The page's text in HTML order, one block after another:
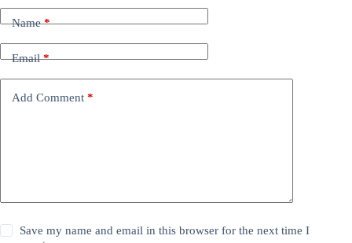
Name*
Email*
Add Comment *
Save my name and email in this browser for the next time I